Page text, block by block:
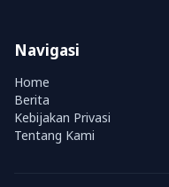
Navigasi
Home
Berita
Kebijakan Privasi
Tentang Kami